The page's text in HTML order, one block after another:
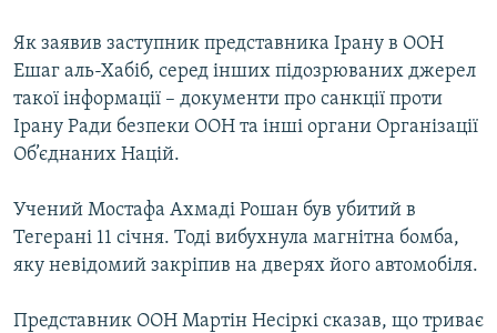
КРИМ РЕАЛІЇ
УКР
ДОЛУЧАЙСЯ!
Як заявив заступник представника Ірану в ООН
Ешаг аль-Хабіб, серед інших підозрюваних джерел
такої інформації – документи про санкції проти
Ірану Ради безпеки ООН та інші органи Організації
Об’єднаних Націй.
Учений Мостафа Ахмаді Рошан був убитий в
Тегерані 11 січня. Тоді вибухнула магнітна бомба,
яку невідомий закріпив на дверях його автомобіля.
Представник ООН Мартін Несіркі сказав, що триває